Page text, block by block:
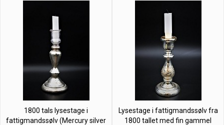
1800 tals lysestage i
fattigmandssølv (Mercury silver
Lysestage i fattigmandssølv fra
1800 tallet med fin gammel